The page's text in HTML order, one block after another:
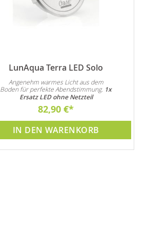
LunAqua Terra LED Solo
Angenehm warmes Licht aus dem
Boden für perfekte Abendstimmung. 1x
Ersatz LED ohne Netzteil
82,90 €
IN DEN WARENKORB